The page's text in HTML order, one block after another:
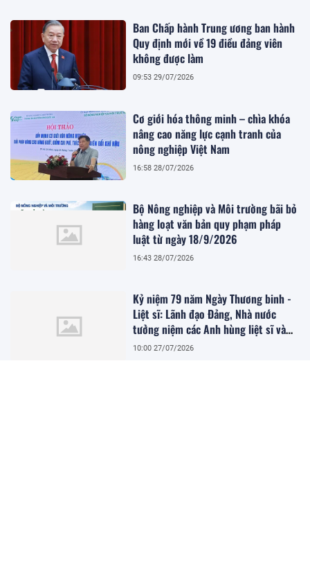
Ban Chấp hành Trung ương ban hành
Quy định mới về 19 điều đảng viên
không được làm
09:53 29/07/2026
Cơ giới hóa thông minh – chìa khóa
nâng cao năng lực cạnh tranh của
nông nghiệp Việt Nam
16:58 28/07/2026
Bộ Nông nghiệp và Môi trường bãi bỏ
hàng loạt văn bản quy phạm pháp
luật từ ngày 18/9/2026
16:43 28/07/2026
Kỷ niệm 79 năm Ngày Thương binh -
Liệt sĩ: Lãnh đạo Đảng, Nhà nước
tưởng niệm các Anh hùng liệt sĩ và
viếng Chủ tịch Hồ Chí Minh
10:00 27/07/2026